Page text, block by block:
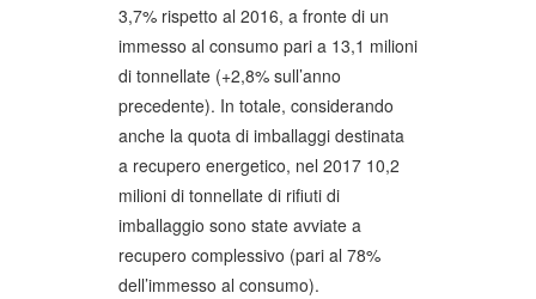
3,7% rispetto al 2016, a fronte di un
immesso al consumo pari a 13,1 milioni
di tonnellate (+2,8% sull’anno
precedente). In totale, considerando
anche la quota di imballaggi destinata
a recupero energetico, nel 2017 10,2
milioni di tonnellate di rifiuti di
imballaggio sono state avviate a
recupero complessivo (pari al 78%
dell’immesso al consumo).